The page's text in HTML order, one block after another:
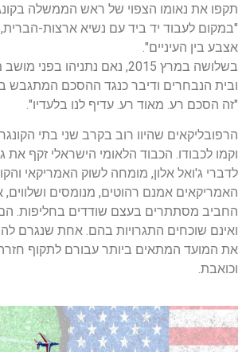
תקפו את נאומו הצפוי של ראש הממשלה
"במקום לעבוד יד ביד עם נשיא ארצות-הברית,
אצבע בין העיניים".
בשלושה במרץ 2015, נאם נתניהו
ובית הנבחרים ודיבר כנגד ההסכם המתגבש
"זה הסכם רע. מאוד רע. עדיף לנו בלעדיו".
הרפובליקאים שהיוו רוב בקרב שני בתי
וקמו לכבודו. הכבוד הלאומי הישראלי זקף את
לדברי ג'ואל אלון, מומחה לשוק האמריקאי
האמריקאים אמנם רהוטים, מנומסים
החביב מסתתרים בעצם שודדים בחליפות.
ואינם שוכחים התגרויות בהם. אחת שנגרם
את המועד המתאים ביותר עבורם לתקוף
וכואבת.